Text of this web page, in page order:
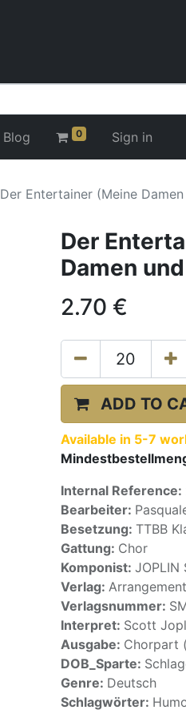
Blog 0 Sign in
Der Entertainer (Meine
Der
Damen
2.70 €
ADD TO
Available in 5-7
Internal Reference:
Bearbeiter:
Besetzung: TTBB
Gattung: Chor
Komponist: JOPLIN
Verlag:
Verlagsnummer:
Interpret: Scott
Ausgabe: Chorpart
DOB_Sparte:
Genre: Deutsch
Schlagwörter: